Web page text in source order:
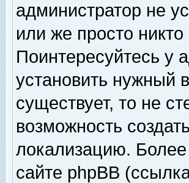
администратор не
или же просто
Поинтересуйтесь у
установить нужный
существует, то не
возможность
локализацию.
сайте phpBB